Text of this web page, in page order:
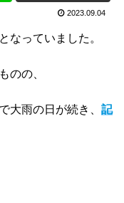
2023.09.04
なっていました。
のの、
で大雨の日が続き、 記